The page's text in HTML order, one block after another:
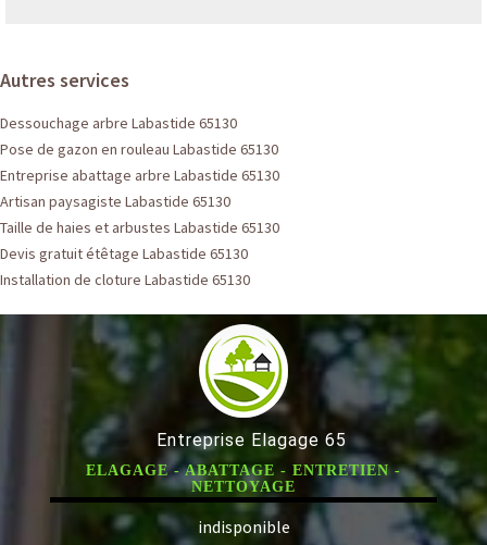
Autres services
Dessouchage arbre Labastide 65130
Pose de gazon en rouleau Labastide 65130
Entreprise abattage arbre Labastide 65130
Artisan paysagiste Labastide 65130
Taille de haies et arbustes Labastide 65130
Devis gratuit étêtage Labastide 65130
Installation de cloture Labastide 65130
Entreprise Elagage 65
ELAGAGE - ABATTAGE - ENTRETIEN -
NETTOYAGE
indisponible